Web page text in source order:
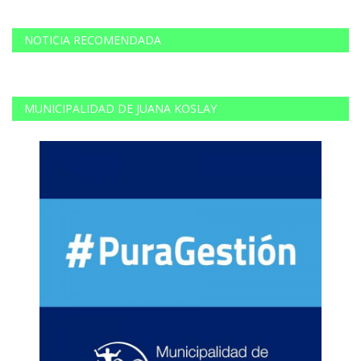
NOTICIA RECOMENDADA
MUNICIPALIDAD DE JUANA KOSLAY